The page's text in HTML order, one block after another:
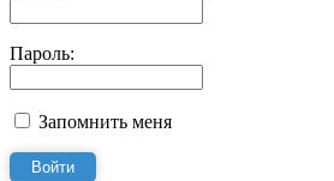
Пароль:
Запомнить меня